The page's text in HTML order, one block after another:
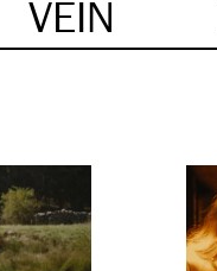
VEIN